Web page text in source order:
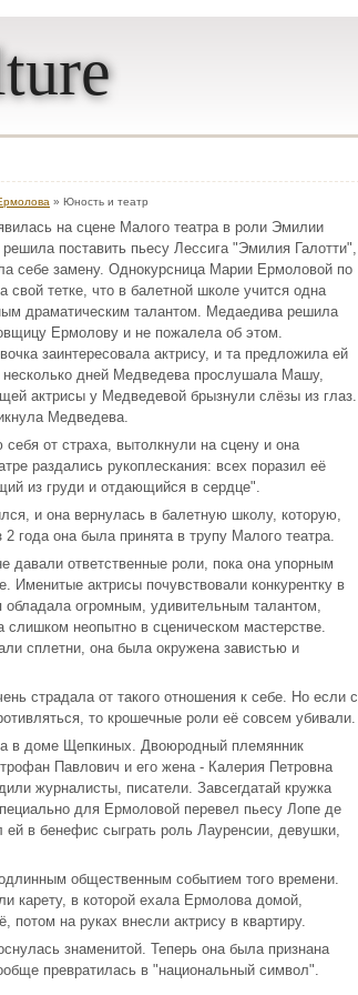
» Юность и театр
на сцене Малого театра в роли Эмилии
поставить пьесу Лессига "Эмилия Галотти",
себе замену. Однокурсница Марии Ермоловой по
свой тетке, что в балетной школе учится одна
драматическим талантом. Медаедива решила
Ермолову и не пожалела об этом.
заинтересовала актрису, и та предложила ей
дней Медведева прослушала Машу,
актрисы у Медведевой брызнули слёзы из глаз.
Медведева.
от страха, вытолкнули на сцену и она
раздались рукоплескания: всех поразил её
из груди и отдающийся в сердце".
и она вернулась в балетную школу, которую,
года она была принята в трупу Малого театра.
давали ответственные роли, пока она упорным
Именитые актрисы почувствовали конкурентку в
огромным, удивительным талантом,
неопытно в сценическом мастерстве.
сплетни, она была окружена завистью и
страдала от такого отношения к себе. Но если с
то крошечные роли её совсем убивали.
в доме Щепкиных. Двоюродный племянник
Павлович и его жена - Калерия Петровна
журналисты, писатели. Завсегдатай кружка
для Ермоловой перевел пьесу Лопе де
ей в бенефис сыграть роль Лауренсии, девушки,
общественным событием того времени.
карету, в которой ехала Ермолова домой,
на руках внесли актрису в квартиру.
знаменитой. Теперь она была признана
превратилась в "национальный символ".